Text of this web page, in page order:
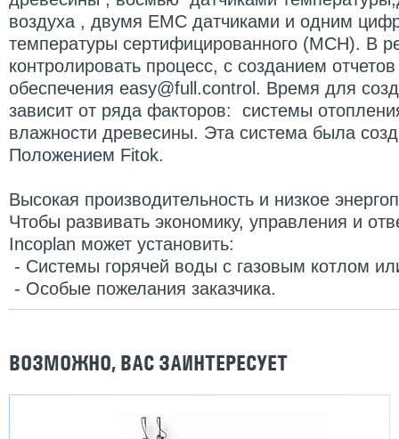
воздуха , двумя EMC датчиками и одним
температуры сертифицированного (МСН). В
контролировать процесс, с созданием
обеспечения easy@full.control. Время для
зависит от ряда факторов: системы
влажности древесины. Эта система была
Положением Fitok.
Высокая производительность и низкое
Чтобы развивать экономику, управления и
Incoplan может установить:
- Системы горячей воды с газовым котлом
- Особые пожелания заказчика.
ВОЗМОЖНО, ВАС ЗАИНТЕРЕСУЕТ